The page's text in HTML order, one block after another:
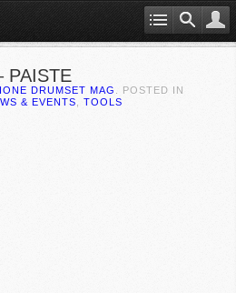
PAISTE
DRUMSET MAG
. POSTED IN
& EVENTS TOOLS